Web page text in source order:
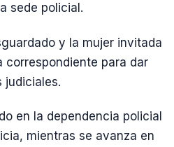
sede policial.
y la mujer invitada
correspondiente para dar
judiciales.
en la dependencia policial
mientras se avanza en